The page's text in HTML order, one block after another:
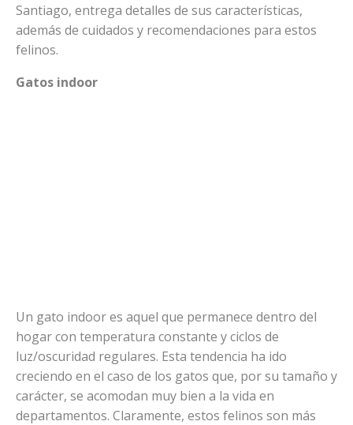
Santiago, entrega detalles de sus características,
además de cuidados y recomendaciones para estos
felinos.
Gatos indoor
Un gato indoor es aquel que permanece dentro del
hogar con temperatura constante y ciclos de
luz/oscuridad regulares. Esta tendencia ha ido
creciendo en el caso de los gatos que, por su tamaño y
carácter, se acomodan muy bien a la vida en
departamentos. Claramente, estos felinos son más